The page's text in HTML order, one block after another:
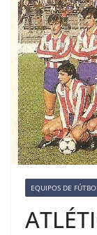
EQUIPOS DE FÚTBOL